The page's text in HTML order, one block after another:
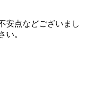
安点などございまし
い。